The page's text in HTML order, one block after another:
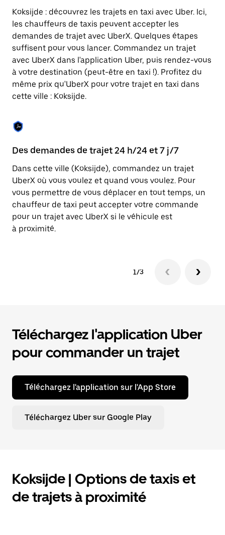
une
date.
Appuyez
sur
la
touche
Échap
pour
fermer
le
Koksijde : découvrez les trajets en taxi avec Uber. Ici,
les chauffeurs de taxis peuvent accepter les
demandes de trajet avec UberX. Quelques étapes
suffisent pour vous lancer. Commandez un trajet
avec UberX dans l'application Uber, puis rendez-vous
à votre destination (peut-être en taxi !). Profitez du
même prix qu'UberX pour votre trajet en taxi dans
cette ville : Koksijde.
Des demandes de trajet 24 h/24 et 7 j/7
Dans cette ville (Koksijde), commandez un trajet
UberX où vous voulez et quand vous voulez. Pour
vous permettre de vous déplacer en tout temps, un
chauffeur de taxi peut accepter votre commande
pour un trajet avec UberX si le véhicule est
à proximité.
1/3
Téléchargez l'application Uber
pour commander un trajet
Téléchargez l'application sur l'App Store
Téléchargez Uber sur Google Play
Koksijde | Options de taxis et
de trajets à proximité